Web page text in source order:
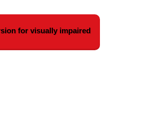
for visually impaired